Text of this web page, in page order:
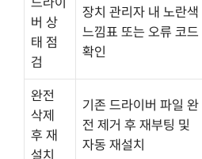
버 상
태 점
검
장치 관리자 내 노란색
느낌표 또는 오류 코드
확인
완전
삭제
후 재
설치
기존 드라이버 파일 완
전 제거 후 재부팅 및
자동 재설치